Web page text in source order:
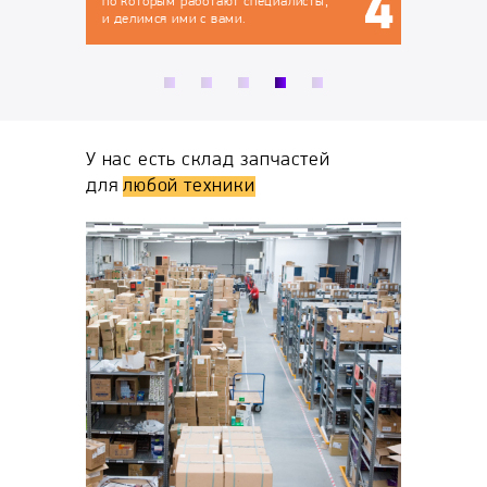
У нас есть склад запчастей
длялюбой техники